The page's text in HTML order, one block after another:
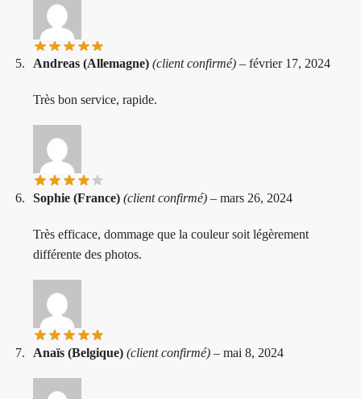
Andreas (Allemagne) (client confirmé) – février 17, 2024
Très bon service, rapide.
Sophie (France) (client confirmé) – mars 26, 2024
Très efficace, dommage que la couleur soit légèrement
différente des photos.
Anaïs (Belgique) (client confirmé) – mai 8, 2024